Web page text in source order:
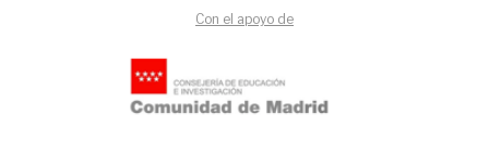
Con el apoyo de